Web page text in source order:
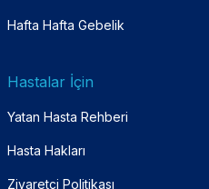
Hafta Hafta Gebelik
Hastalar İçin
Yatan Hasta Rehberi
Hasta Hakları
Ziyaretçi Politikası